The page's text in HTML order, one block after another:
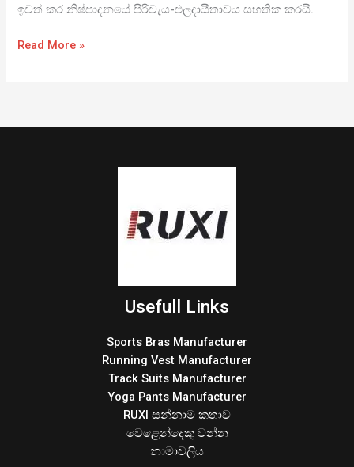
ඉවත් කර නිෂ්පාදනයේ පිරිවැය-ඵලදායීතාවය සහතික කරයි.
Read More »
Usefull Links
Sports Bras Manufacturer
Running Vest Manufacturer
Track Suits Manufacturer
Yoga Pants Manufacturer
RUXI සන්නාම කතාව
වෙළෙන්දෙකු වන්න
නාමාවලිය